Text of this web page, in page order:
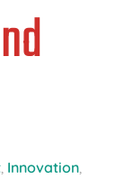
, Innovation,